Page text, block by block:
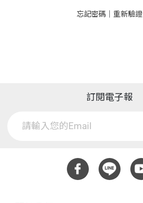
忘記密碼｜ 重新驗證
訂閱電子報